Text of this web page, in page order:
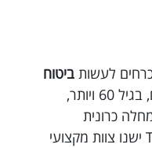
לעשות ביטוח
מותאם, לעיתים, בגיל 60 ויותר,
כרונית
חלילה, לחץ דם וכו’. ב Trippy ישנו צוות מקצועי